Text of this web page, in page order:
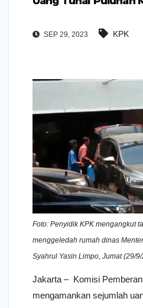
SEP 29, 2023 KPK
Foto: Penyidik KPK mengangkut
menggeledah rumah dinas
Syahrul Yasin Limpo, Jumat (29/
Jakarta – Komisi
mengamankan sejumlah